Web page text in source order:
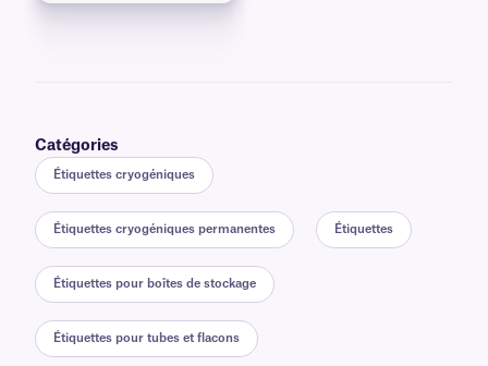
Catégories
Étiquettes cryogéniques
Étiquettes cryogéniques permanentes Étiquettes
Étiquettes pour boîtes de stockage
Étiquettes pour tubes et flacons